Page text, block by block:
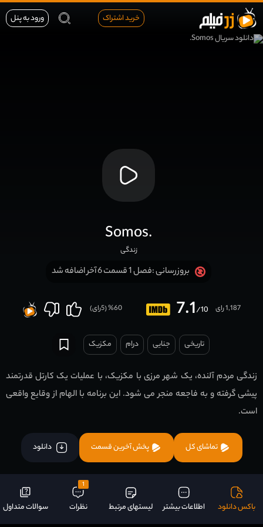
خرید اشتراک ورود به پنل
Somos.
زندگی
بروزرسانی :فصل 1 قسمت 6 آخر اضافه شد
7.1/10 1,187 رای 60
% (
5رای)
تاریخی جنایی درام مکزیک
زندگی مردم آلنده، یک شهر مرزی با مکزیک، با عملیات یک کارتل قدرتمند
پیشی گرفته و به فاجعه منجر می شود. این برنامه با الهام از وقایع واقعی
است.
تماشای کل پخش آخرین قسمت دانلود
باکس دانلود اطلاعات بیشتر لیستهای مرتبط
1
نظرات سوالات متداول